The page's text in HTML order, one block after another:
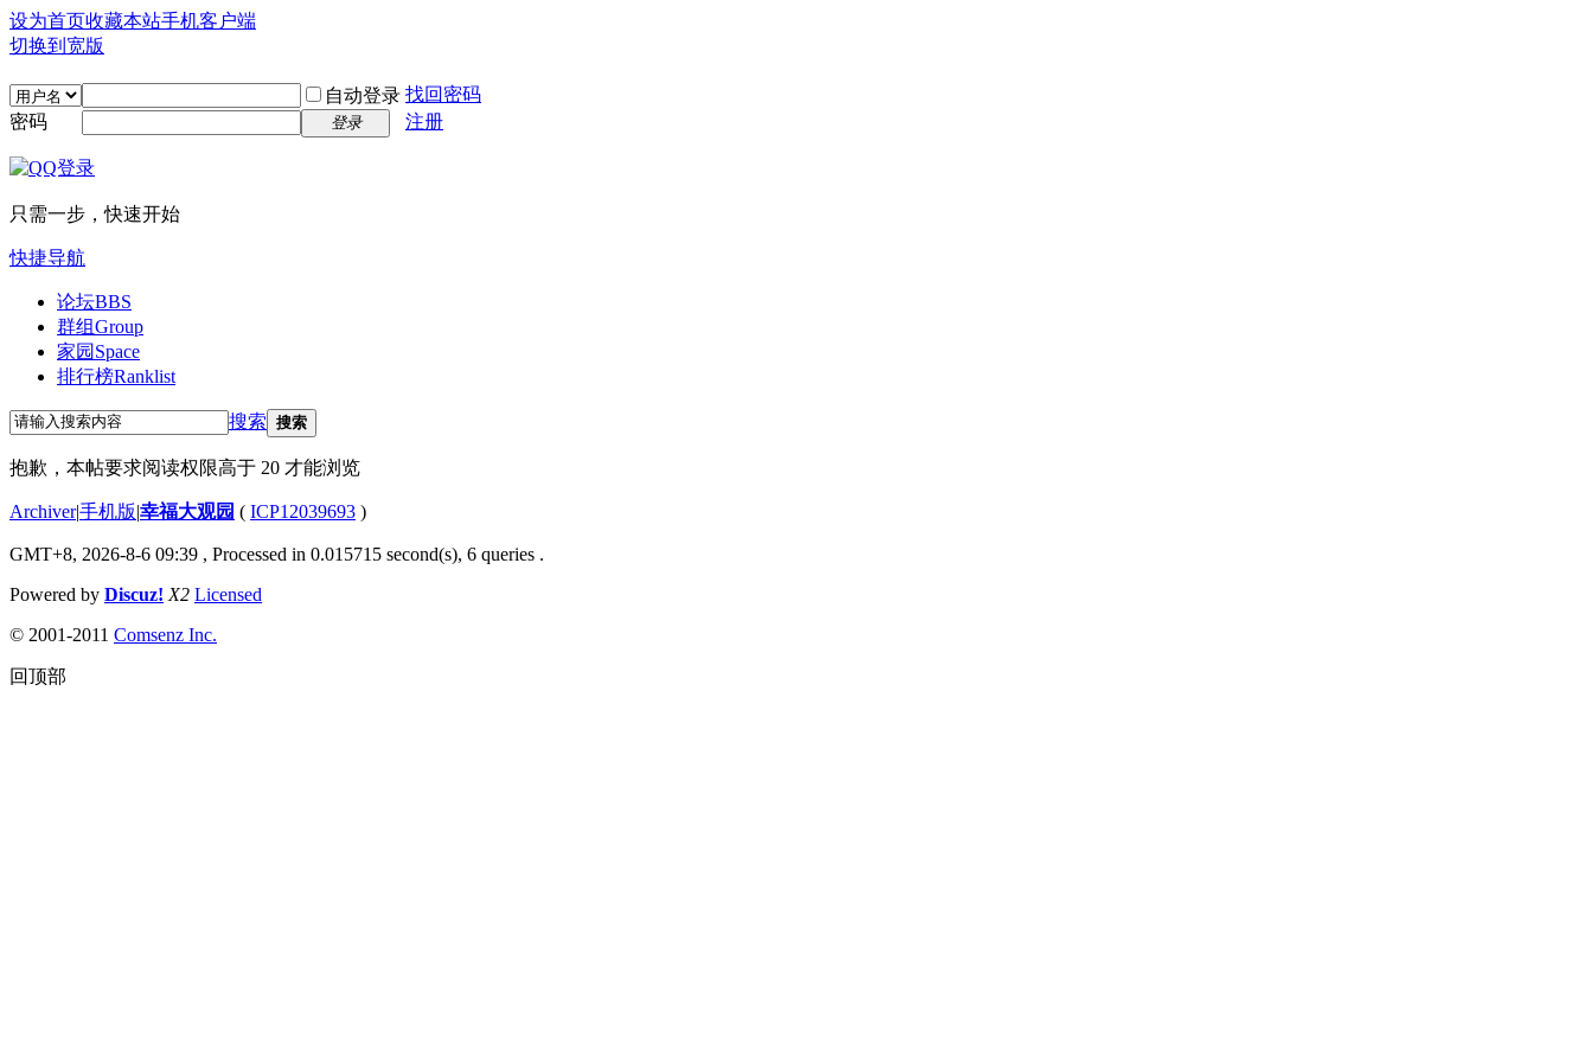
设为首页收藏本站手机客户端
切换到宽版
自动登录 找回密码
密码
登录 注册
只需一步，快速开始
快捷导航
论坛BBS
群组Group
家园 Space
排行榜Ranklist
搜索 搜索
抱歉，本帖要求阅读权限高于 20 才能浏览
Archiver|手机版|幸福大观园 ( ICP12039693 )
GMT+8, 2026-8-6 09:39 , Processed in 0.015715 second(s), 6 queries .
Powered by Discuz! X2 Licensed
© 2001-2011 Comsenz Inc.
回顶部